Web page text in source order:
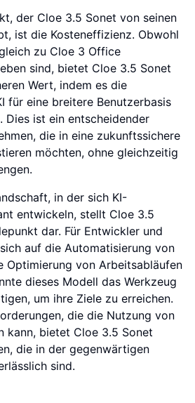
der Cloe 3.5 Sonet von seinen
ist die Kosteneffizienz. Obwohl
zu Cloe 3 Office
sind, bietet Cloe 3.5 Sonet
Wert, indem es die
für eine breitere Benutzerbasis
Dies ist ein entscheidender
die in eine zukunftssichere
möchten, ohne gleichzeitig
in der sich KI-
entwickeln, stellt Cloe 3.5
dar. Für Entwickler und
auf die Automatisierung von
Optimierung von Arbeitsabläufen
dieses Modell das Werkzeug
um ihre Ziele zu erreichen.
die die Nutzung von
kann, bietet Cloe 3.5 Sonet
die in der gegenwärtigen
sind.